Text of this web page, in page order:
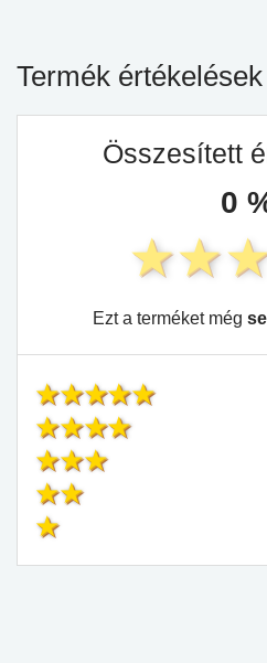
Termék értékelések
Összesített
0
Ezt a terméket még